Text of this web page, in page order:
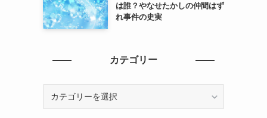
は誰？やなせたかしの仲間はず
れ事件の史実
カテゴリー